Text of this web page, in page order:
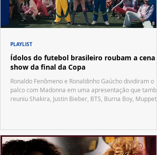
Ídolos do futebol brasileiro roubam a cena
show da final da Copa
Ronaldo Fenômeno e Ronaldinho Gaúcho dividiram o
palco com Madonna em uma apresentação que
reuniu Shakira, Justin Bieber, BTS, Burna Boy, Muppets,
PLAYLIST